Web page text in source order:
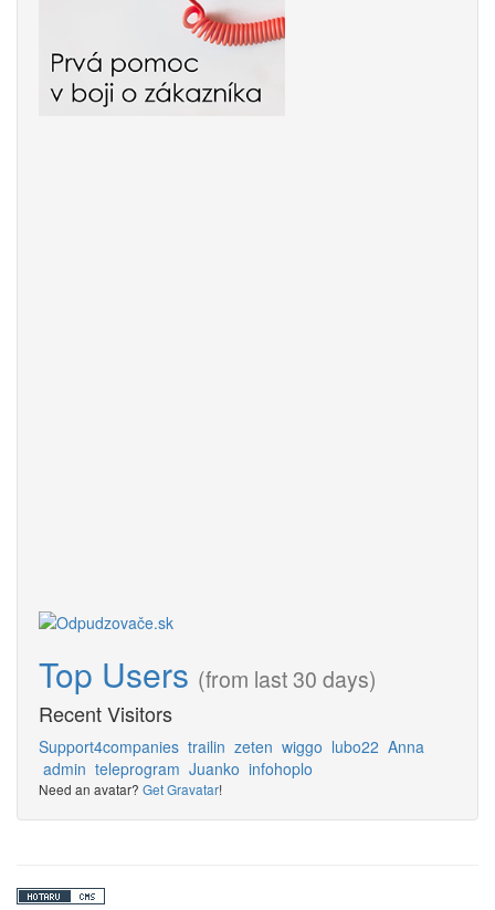
Top Users (from last 30 days)
Recent Visitors
Support4companies trailin zeten wiggo lubo22 Anna
admin teleprogram Juanko infohoplo
Need an avatar? Get Gravatar!